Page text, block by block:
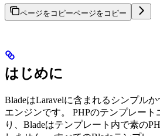
ページをコピーページをコピー
はじめに
BladeはLaravelに含まれるシンプル
エンジンです。 PHPのテンプレー
り、Bladeはテンプレート内で素の